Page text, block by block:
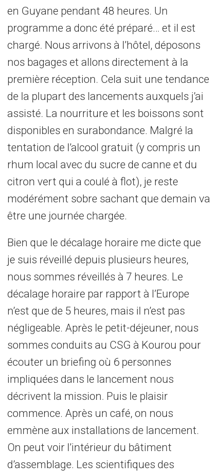
en Guyane pendant 48 heures. Un
programme a donc été préparé… et il est
chargé. Nous arrivons à l’hôtel, déposons
nos bagages et allons directement à la
première réception. Cela suit une tendance
de la plupart des lancements auxquels j’ai
assisté. La nourriture et les boissons sont
disponibles en surabondance. Malgré la
tentation de l’alcool gratuit (y compris un
rhum local avec du sucre de canne et du
citron vert qui a coulé à flot), je reste
modérément sobre sachant que demain va
être une journée chargée.
Bien que le décalage horaire me dicte que
je suis réveillé depuis plusieurs heures,
nous sommes réveillés à 7 heures. Le
décalage horaire par rapport à l’Europe
n’est que de 5 heures, mais il n’est pas
négligeable. Après le petit-déjeuner, nous
sommes conduits au CSG à Kourou pour
écouter un briefing où 6 personnes
impliquées dans le lancement nous
décrivent la mission. Puis le plaisir
commence. Après un café, on nous
emmène aux installations de lancement.
On peut voir l’intérieur du bâtiment
d’assemblage. Les scientifiques des